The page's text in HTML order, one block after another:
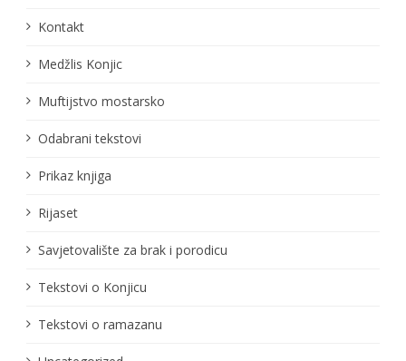
Kontakt
Medžlis Konjic
Muftijstvo mostarsko
Odabrani tekstovi
Prikaz knjiga
Rijaset
Savjetovalište za brak i porodicu
Tekstovi o Konjicu
Tekstovi o ramazanu